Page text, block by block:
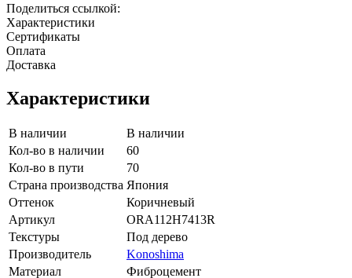
Поделиться ссылкой:
Характеристики
Сертификаты
Оплата
Доставка
Характеристики
В наличии
В наличии
Кол-во в наличии
60
Кол-во в пути
70
Страна производства Япония
Оттенок
Коричневый
Артикул
ORA112H7413R
Текстуры
Под дерево
Производитель
Konoshima
Материал
Фиброцемент